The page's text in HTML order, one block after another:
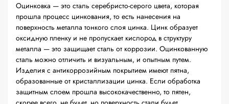
Оцинковка — это сталь серебристо-серого цвета, которая
прошла процесс цинкования, то есть нанесения на
поверхность металла тонкого слоя цинка. Цинк образует
оксидную пленку и не пропускает кислород в структуру
металла — это защищает сталь от коррозии. Оцинкованную
сталь можно отличить и визуальным, и опытным путем.
Изделия с антикоррозийным покрытием имеют пятна,
образованные от кристаллизации цинка. Если обработка
защитным слоем прошла высококачественно, то пятен,